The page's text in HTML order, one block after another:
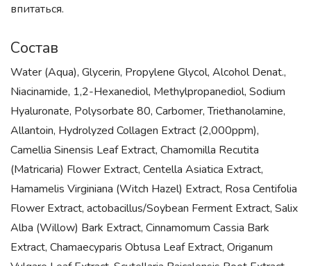
впитаться.
Состав
Water (Aqua), Glycerin, Propylene Glycol, Alcohol Denat.,
Niacinamide, 1,2-Hexanediol, Methylpropanediol, Sodium
Hyaluronate, Polysorbate 80, Carbomer, Triethanolamine,
Allantoin, Hydrolyzed Collagen Extract (2,000ppm),
Camellia Sinensis Leaf Extract, Chamomilla Recutita
(Matricaria) Flower Extract, Centella Asiatica Extract,
Hamamelis Virginiana (Witch Hazel) Extract, Rosa Centifolia
Flower Extract, actobacillus/Soybean Ferment Extract, Salix
Alba (Willow) Bark Extract, Cinnamomum Cassia Bark
Extract, Chamaecyparis Obtusa Leaf Extract, Origanum